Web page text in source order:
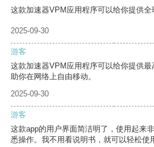
这款加速器VPM应用程序可以给你提供全
2025-09-30
游客
这款加速器VPM应用程序可以给你提供
助你在网络上自由移动。
2025-09-30
游客
这款app的用户界面简洁明了，使用起来
悉操作。我不用看说明书，就可以轻松使